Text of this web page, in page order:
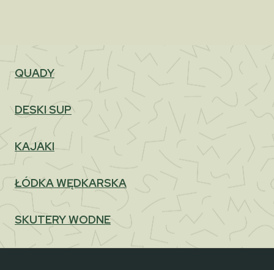
QUADY
DESKI SUP
KAJAKI
ŁÓDKA WĘDKARSKA
SKUTERY WODNE